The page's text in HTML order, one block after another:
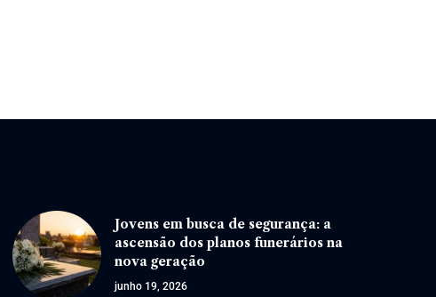
Jovens em busca de segurança: a
ascensão dos planos funerários na
nova geração
junho 19, 2026